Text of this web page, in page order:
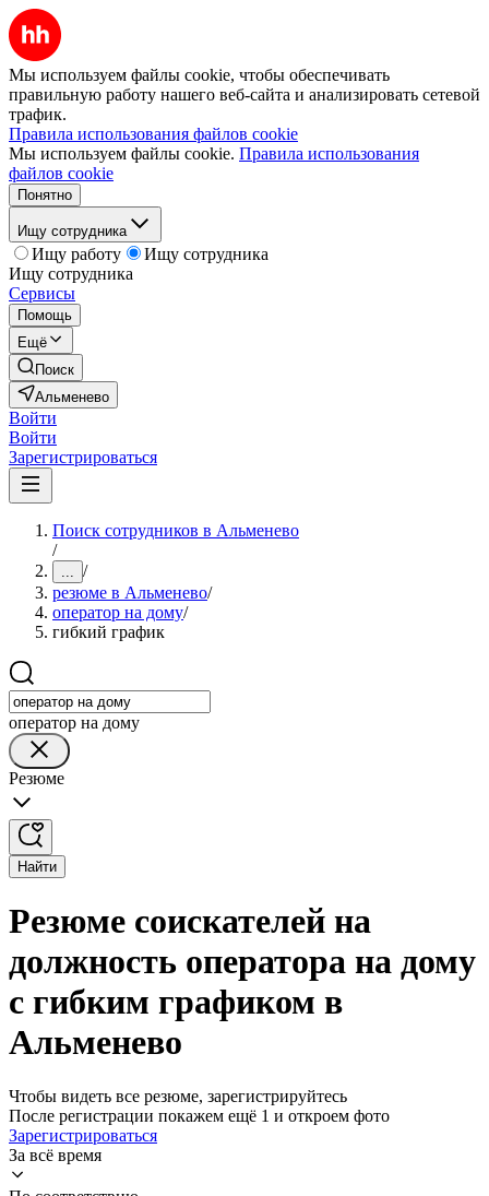
Мы используем файлы cookie, чтобы обеспечивать
правильную работу нашего веб-сайта и анализировать сетевой
трафик.
Правила использования файлов cookie
Мы используем файлы cookie. Правила использования
файлов cookie
Понятно
Ищу сотрудника
Ищу работу
Ищу сотрудника
Ищу сотрудника
Сервисы
Помощь
Ещё
Поиск
Альменево
Войти
Войти
Зарегистрироваться
Поиск сотрудников в Альменево
/
... /
резюме в Альменево/
оператор на дому/
гибкий график
оператор на дому
Резюме
Найти
Резюме соискателей на
должность оператора на дому
с гибким графиком в
Альменево
Чтобы видеть все резюме, зарегистрируйтесь
После регистрации покажем ещё 1 и откроем фото
Зарегистрироваться
За всё время